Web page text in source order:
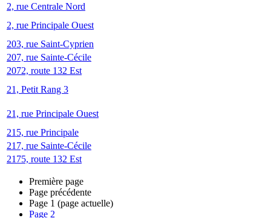
2, rue Centrale Nord
2, rue Principale Ouest
203, rue Saint-Cyprien
207, rue Sainte-Cécile
2072, route 132 Est
21, Petit Rang 3
21, rue Principale Ouest
215, rue Principale
217, rue Sainte-Cécile
2175, route 132 Est
Première page
Page précédente
Page 1 (page actuelle)
Page 2